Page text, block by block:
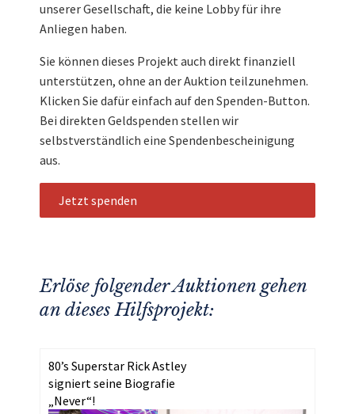
unserer Gesellschaft, die keine Lobby für ihre
Anliegen haben.
Sie können dieses Projekt auch direkt finanziell
unterstützen, ohne an der Auktion teilzunehmen.
Klicken Sie dafür einfach auf den Spenden-Button.
Bei direkten Geldspenden stellen wir
selbstverständlich eine Spendenbescheinigung
aus.
Jetzt spenden
Erlöse folgender Auktionen gehen
an dieses Hilfsprojekt:
80’s Superstar Rick Astley
signiert seine Biografie
„Never“!